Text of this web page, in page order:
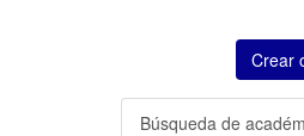
Crear
Búsqueda de